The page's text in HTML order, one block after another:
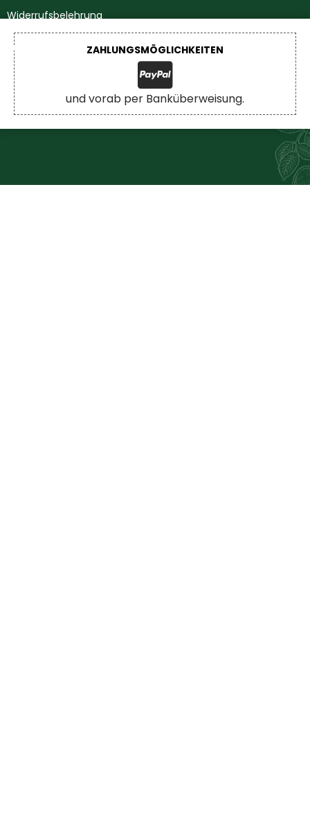
Widerrufsbelehrung
Impressum
Datenschutzerklärung
ZAHLUNGSMÖGLICHKEITEN
und vorab per Banküberweisung.